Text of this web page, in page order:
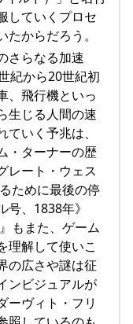
していくプロセ
からだろう。
さらなる加速
紀から20世紀初
、飛行機といっ
生じる人間の速
いく予兆は、
・ターナーの歴
レート・ウェス
ために最後の停
、1838年》
もまた、ゲーム
理解して使いこ
の広さや謎は征
ンビジュアルが
ーヴィト・フリ